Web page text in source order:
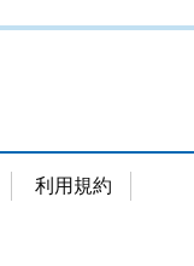
利用規約